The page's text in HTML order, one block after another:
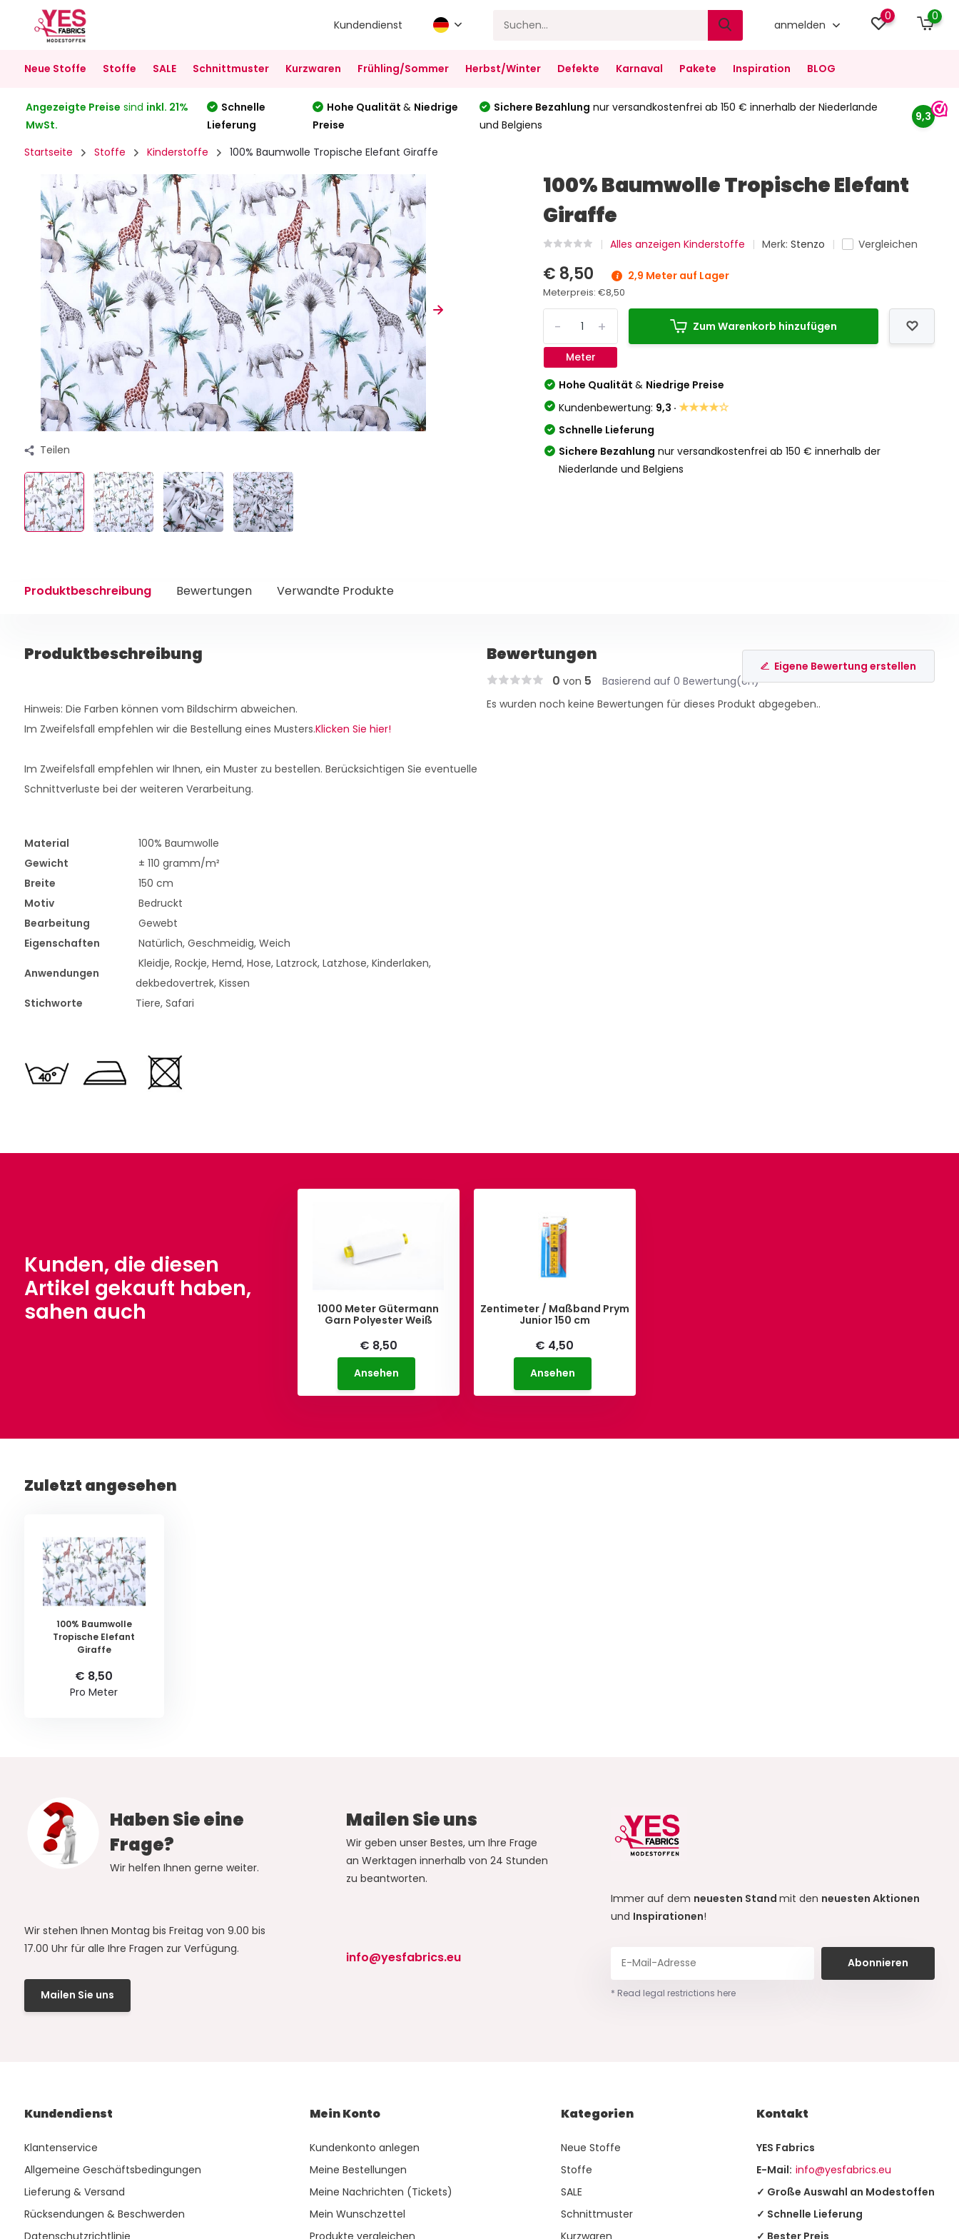
Kundendienst anmelden
0 0
Neue Stoffe Stoffe SALE Schnittmuster Kurzwaren Frühling/Sommer Herbst/Winter Defekte Karnaval Pakete Inspiration BLOG
Angezeigte Preise sind inkl. 21%
MwSt.
Schnelle
Lieferung
Hohe Qualität& Niedrige
Preise
Sichere Bezahlung nur versandkostenfrei ab 150 € innerhalb der Niederlande
und Belgiens
9,3
Startseite Stoffe Kinderstoffe 100% Baumwolle Tropische Elefant Giraffe
Teilen
100% Baumwolle Tropische Elefant
Giraffe
Alles anzeigen Kinderstoffe Merk:Stenzo Vergleichen
€ 8,50 2,9 Meter auf Lager
Meterpreis:€8,50
+
-
Meter
Zum Warenkorb hinzufügen
Hohe Qualität& Niedrige Preise
Kundenbewertung: 9,3 ·★★★★☆
Schnelle Lieferung
Sichere Bezahlung nur versandkostenfrei ab 150 € innerhalb der
Niederlande und Belgiens
Produktbeschreibung Bewertungen Verwandte Produkte
Produktbeschreibung
Hinweis: Die Farben können vom Bildschirm abweichen.
Im Zweifelsfall empfehlen wir die Bestellung eines Musters.Klicken Sie hier!
Im Zweifelsfall empfehlen wir Ihnen, ein Muster zu bestellen. Berücksichtigen Sie eventuelle
Schnittverluste bei der weiteren Verarbeitung.
Material
100% Baumwolle
Gewicht
± 110 gramm/m²
Breite
150 cm
Motiv
Bedruckt
Bearbeitung
Gewebt
Eigenschaften
Natürlich, Geschmeidig, Weich
Anwendungen
Kleidje, Rockje, Hemd, Hose, Latzrock, Latzhose, Kinderlaken,
dekbedovertrek, Kissen
Stichworte
Tiere, Safari
Bewertungen
0 von 5 Basierend auf 0 Bewertung(en)
Eigene Bewertung erstellen
Es wurden noch keine Bewertungen für dieses Produkt abgegeben..
Kunden, die diesen
Artikel gekauft haben,
sahen auch
1000 Meter Gütermann
Garn Polyester Weiß
€ 8,50
Ansehen
Zentimeter / Maßband Prym
Junior 150 cm
€ 4,50
Ansehen
Zuletzt angesehen
100% Baumwolle
Tropische Elefant
Giraffe
€ 8,50
Pro Meter
Haben Sie eine
Frage?
Wir helfen Ihnen gerne weiter.
Wir stehen Ihnen Montag bis Freitag von 9.00 bis
17.00 Uhr für alle Ihre Fragen zur Verfügung.
Mailen Sie uns
Mailen Sie uns
Wir geben unser Bestes, um Ihre Frage
an Werktagen innerhalb von 24 Stunden
zu beantworten.
info@yesfabrics.eu
Immer auf dem neuesten Standmit den neuesten Aktionen
und Inspirationen!
Abonnieren
* Read legal restrictions here
Kundendienst
Klantenservice
Allgemeine Geschäftsbedingungen
Lieferung & Versand
Rücksendungen & Beschwerden
Datenschutzrichtlinie
Mein Konto
Kundenkonto anlegen
Meine Bestellungen
Meine Nachrichten (Tickets)
Mein Wunschzettel
Produkte vergleichen
Kategorien
Neue Stoffe
Stoffe
SALE
Schnittmuster
Kurzwaren
Kontakt
YES Fabrics
E-Mail: info@yesfabrics.eu
✓ Große Auswahl an Modestoffen
✓ Schnelle Lieferung
✓ Bester Preis